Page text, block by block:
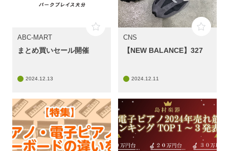
ABC-MART
まとめ買いセール開催
2024.12.13
CNS
【NEW BALANCE】327
2024.12.11